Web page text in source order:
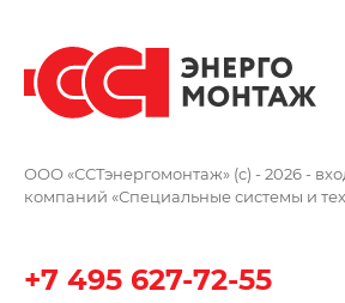
ООО «ССТэнергомонтаж» (c) - 2026 -
компаний «Специальные системы и
+7 495 627-72-55